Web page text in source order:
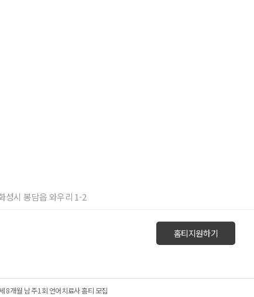
성시 봉담읍 와우리 1-2
홈티지원하기
8개월 남 주1회 언어치료사 홈티 모집